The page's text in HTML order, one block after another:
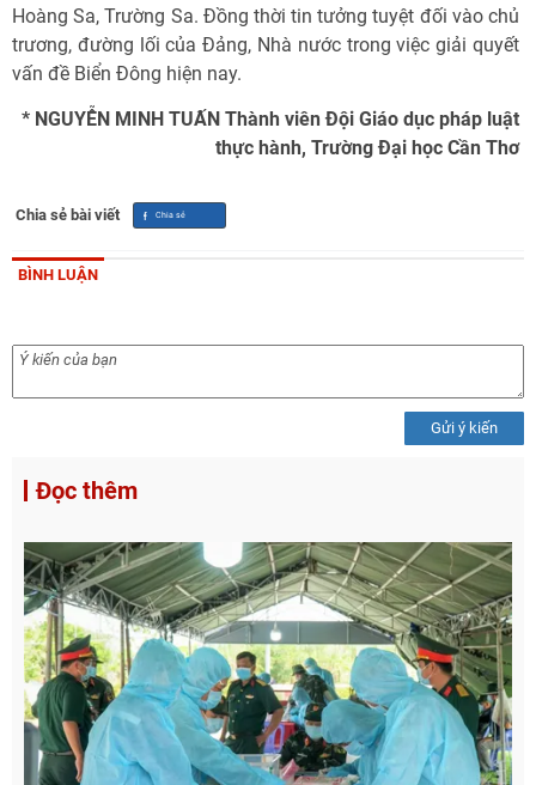
Hoàng Sa, Trường Sa. Đồng thời tin tưởng tuyệt đối vào chủ
trương, đường lối của Đảng, Nhà nước trong việc giải quyết
vấn đề Biển Đông hiện nay.
* NGUYỄN MINH TUẤN Thành viên Đội Giáo dục pháp luật
thực hành, Trường Đại học Cần Thơ
Chia sẻ bài viết
BÌNH LUẬN
Gửi ý kiến
Đọc thêm